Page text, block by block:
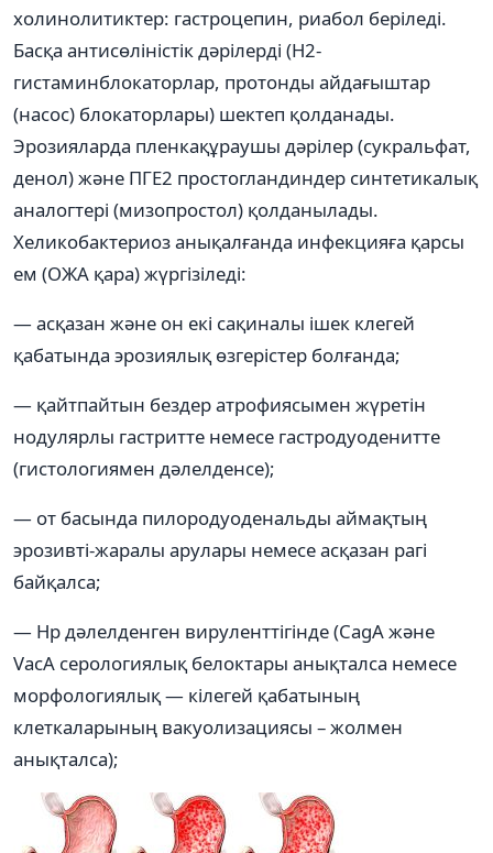
холинолитиктер: гастроцепин, риабол беріледі.
Басқа антисөліністік дәрілерді (Н2-
гистаминблокаторлар, протонды айдағыштар
(насос) блокаторлары) шектеп қолданады.
Эрозияларда пленкақұраушы дәрілер (сукральфат,
денол) және ПГЕ2 простогландиндер синтетикалық
аналогтері (мизопростол) қолданылады.
Хеликобактериоз анықалғанда инфекцияға қарсы
ем (ОЖА қара) жүргізіледі:
— асқазан және он екі сақиналы ішек клегей
қабатында эрозиялық өзгерістер болғанда;
— қайтпайтын бездер атрофиясымен жүретін
нодулярлы гастритте немесе гастродуоденитте
(гистологиямен дәлелденсе);
— от басында пилородуоденальды аймақтың
эрозивті-жаралы арулары немесе асқазан рагі
байқалса;
— Нр дәлелденген вируленттігінде (СagA және
VacA серологиялық белоктары анықталса немесе
морфологиялық — кілегей қабатының
клеткаларының вакуолизациясы – жолмен
анықталса);